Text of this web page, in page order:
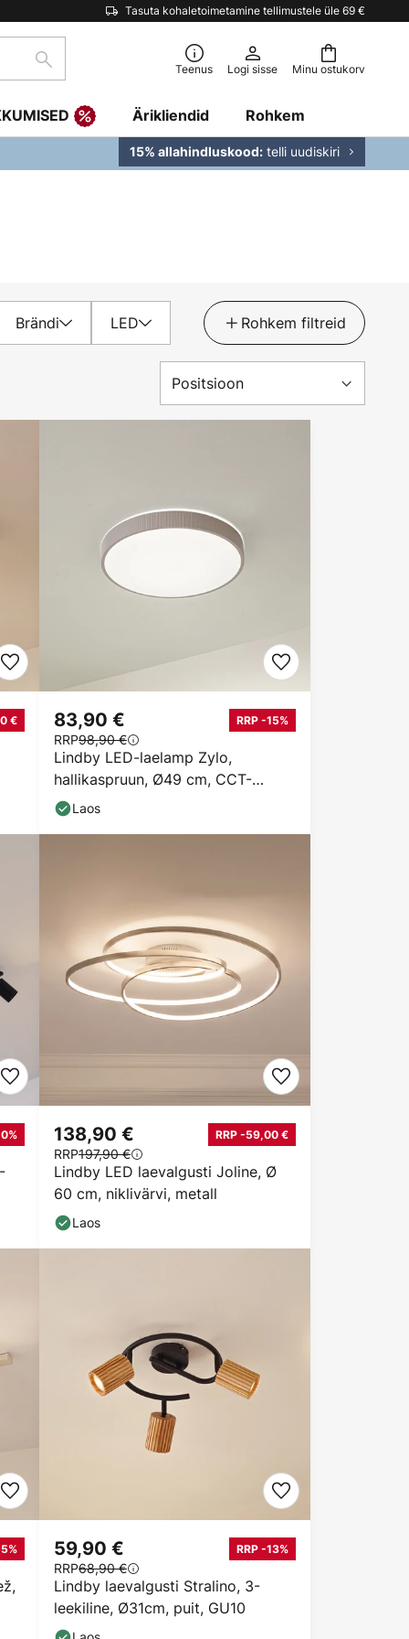
Tasuta kohaletoimetamine tellimustele üle 69 €
Minu ostukorv
Otsi Teenus Logi sisse
Ärikliendid Rohkem
15% allahindluskood: telli uudiskiri
Brändi LED Rohkem filtreid
€
Lindby LED-laelamp Zylo,
hallikaspruun, Ø49 cm, CCT-
reguleeritav
83,90 € RRP -15%
RRP98,90 €
Laos
Lindby LED laevalgusti Joline, Ø
60 cm, niklivärvi, metall
138,90 € RRP -59,00 €
RRP197,90 €
Laos
Lindby laevalgusti Stralino, 3-
leekiline, Ø31cm, puit, GU10
59,90 € RRP -13%
RRP68,90 €